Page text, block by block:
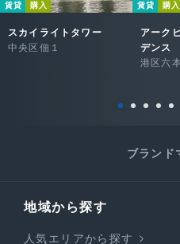
賃貸 購入
スカイライトタワー
中央区佃１
賃貸 購入
アーク
デンス
港区六
ブランド
地域から探す
人気エリアから探す